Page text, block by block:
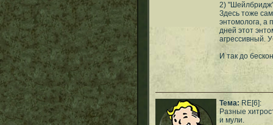
2)
Здесь тоже
энтомолога, а
дней этот
агрессивный.
И так до
Тема: RE[6]:
Разные
и мули.